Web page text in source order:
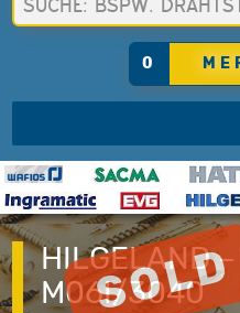
0
HILGELAND
M06I/3040